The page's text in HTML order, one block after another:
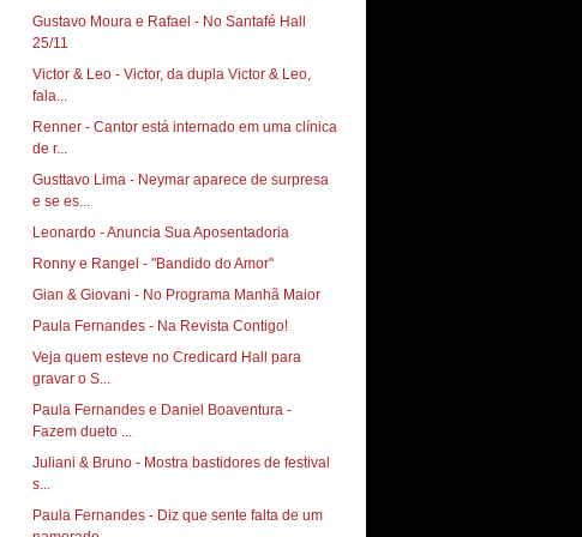
Gustavo Moura e Rafael - No Santafé Hall ‏
25/11
Victor & Leo - Victor, da dupla Victor & Leo,
fala...
Renner - Cantor está internado em uma clínica
de r...
Gusttavo Lima - Neymar aparece de surpresa
e se es...
Leonardo - Anuncia Sua Aposentadoria
Ronny e Rangel - "Bandido do Amor"
Gian & Giovani - No Programa Manhã Maior
Paula Fernandes - Na Revista Contigo!
Veja quem esteve no Credicard Hall para
gravar o S...
Paula Fernandes e Daniel Boaventura -
Fazem dueto ...
Juliani & Bruno - Mostra bastidores de festival
s...
Paula Fernandes - Diz que sente falta de um